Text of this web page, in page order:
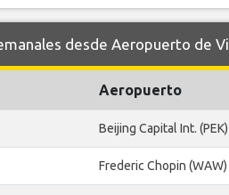
desde Aeropuerto de
Aeropuerto
Beijing Capital Int. (PEK)
Frederic Chopin (WAW)